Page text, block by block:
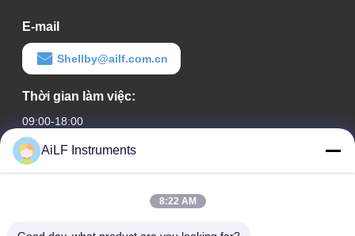
E-mail
Shellby@ailf.com.cn
Thời gian làm việc:
09:00-18:00
Địa chỉ của chúng tôi
Phòng 603, Tòa nhà Văn phòng Khách sạn Liêu Ninh, Quận
AiLF Instruments
8:22 AM